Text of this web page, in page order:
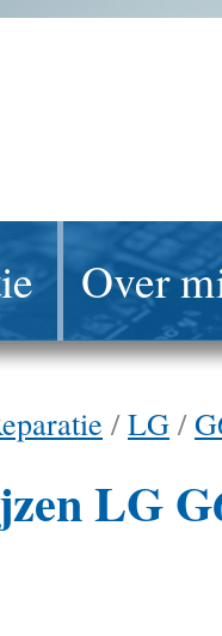
Over
/LG /
LG